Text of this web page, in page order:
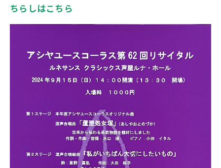
ちらしはこちら